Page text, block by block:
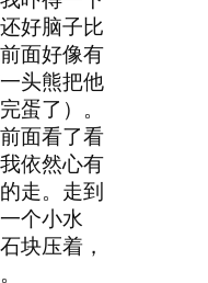
好脑子比
面好像有
头熊把他
蛋了）。
面看了看
依然心有
走。走到
个小水
块压着，